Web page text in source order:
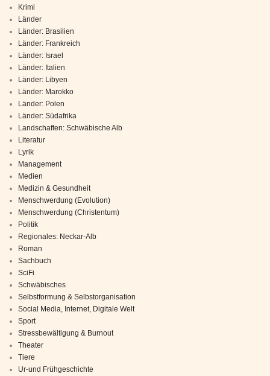
Krimi
Länder
Länder: Brasilien
Länder: Frankreich
Länder: Israel
Länder: Italien
Länder: Libyen
Länder: Marokko
Länder: Polen
Länder: Südafrika
Landschaften: Schwäbische Alb
Literatur
Lyrik
Management
Medien
Medizin & Gesundheit
Menschwerdung (Evolution)
Menschwerdung (Christentum)
Politik
Regionales: Neckar-Alb
Roman
Sachbuch
SciFi
Schwäbisches
Selbstformung & Selbstorganisation
Social Media, Internet, Digitale Welt
Sport
Stressbewältigung & Burnout
Theater
Tiere
Ur-und Frühgeschichte